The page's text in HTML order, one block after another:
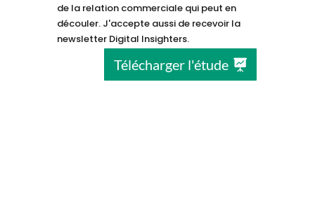
de la relation commerciale qui peut en
découler. J'accepte aussi de recevoir la
newsletter Digital Insighters.
Télécharger l'étude